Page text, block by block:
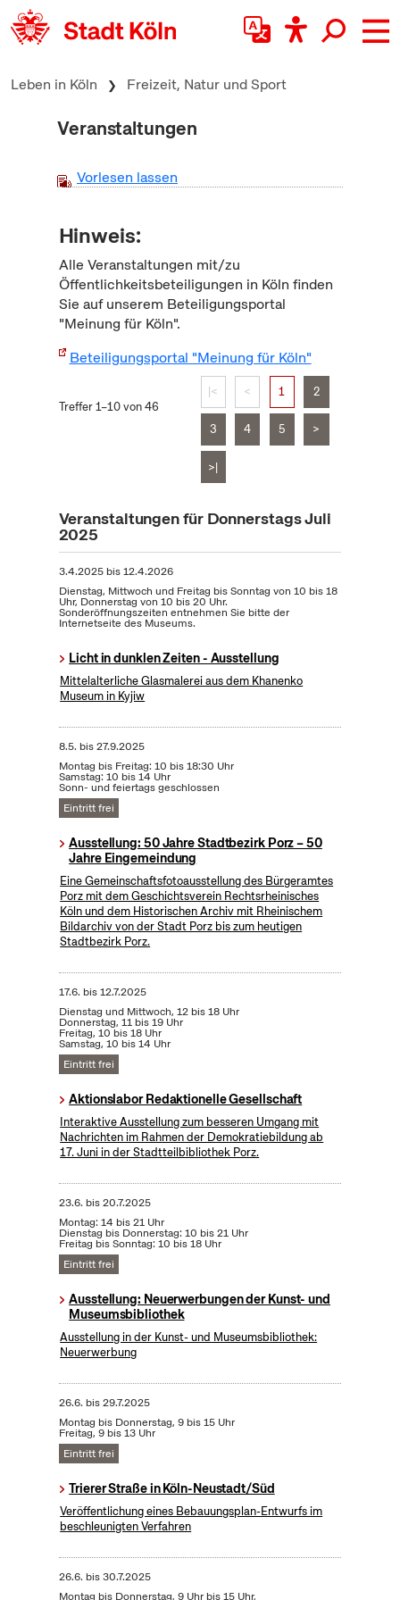
zum Inhalt springen
Leben in Köln Freizeit, Natur und Sport
Veranstaltungen
Vorlesen lassen
Hinweis:
Alle Veranstaltungen mit/zu
Öffentlichkeitsbeteiligungen in Köln finden
Sie auf unserem Beteiligungsportal
"Meinung für Köln".
Beteiligungsportal "Meinung für Köln"
Treffer 1–10 von 46
|< < 1 2
3 4 5 >
>|
Veranstaltungen für Donnerstags Juli
2025
3.4.2025bis12.4.2026
Dienstag, Mittwoch und Freitag bis Sonntag von 10 bis 18
Uhr, Donnerstag von 10 bis 20 Uhr.
Sonderöffnungszeiten entnehmen Sie bitte der
Internetseite des Museums.
Licht in dunklen Zeiten - Ausstellung
Mittelalterliche Glasmalerei aus dem Khanenko
Museum in Kyjiw
8.5. bis27.9.2025
Montag bis Freitag: 10 bis 18:30 Uhr
Samstag: 10 bis 14 Uhr
Sonn- und feiertags geschlossen
Eintritt frei
Ausstellung: 50 Jahre Stadtbezirk Porz – 50
Jahre Eingemeindung
Eine Gemeinschaftsfotoausstellung des Bürgeramtes
Porz mit dem Geschichtsverein Rechtsrheinisches
Köln und dem Historischen Archiv mit Rheinischem
Bildarchiv von der Stadt Porz bis zum heutigen
Stadtbezirk Porz.
17.6. bis12.7.2025
Dienstag und Mittwoch, 12 bis 18 Uhr
Donnerstag, 11 bis 19 Uhr
Freitag, 10 bis 18 Uhr
Samstag, 10 bis 14 Uhr
Eintritt frei
Aktionslabor Redaktionelle Gesellschaft
Interaktive Ausstellung zum besseren Umgang mit
Nachrichten im Rahmen der Demokratiebildung ab
17. Juni in der Stadtteilbibliothek Porz.
23.6. bis20.7.2025
Montag: 14 bis 21 Uhr
Dienstag bis Donnerstag: 10 bis 21 Uhr
Freitag bis Sonntag: 10 bis 18 Uhr
Eintritt frei
Ausstellung: Neuerwerbungen der Kunst- und
Museumsbibliothek
Ausstellung in der Kunst- und Museumsbibliothek:
Neuerwerbung
26.6. bis29.7.2025
Montag bis Donnerstag, 9 bis 15 Uhr
Freitag, 9 bis 13 Uhr
Eintritt frei
Trierer Straße in Köln-Neustadt/Süd
Veröffentlichung eines Bebauungsplan-Entwurfs im
beschleunigten Verfahren
26.6. bis30.7.2025
Montag bis Donnerstag, 9 Uhr bis 15 Uhr,